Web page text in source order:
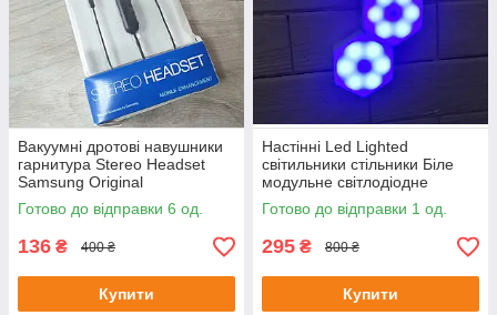
Вакуумні дротові навушники
гарнитура Stereo Headset
Samsung Original
Готово до відправки 6 од.
136 ₴ 400 ₴
Купити
Настінні Led Lighted
світильники стільники Біле
модульне світлодіодне
підсвічування 3 шт.
Готово до відправки 1 од.
295 ₴ 800 ₴
Купити